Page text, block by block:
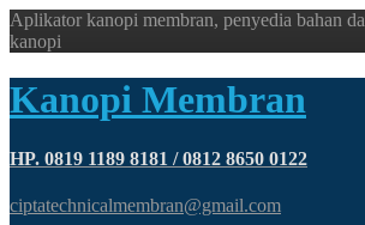
Aplikator kanopi membran, penyedia bahan
kanopi
Kanopi Membran
HP. 0819 1189 8181 / 0812 8650 0122
ciptatechnicalmembran@gmail.com